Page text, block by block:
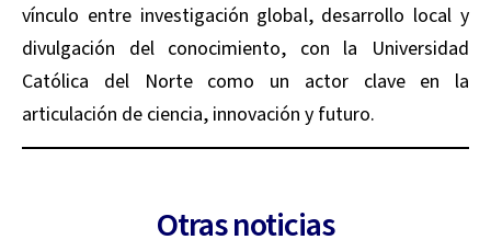
vínculo entre investigación global, desarrollo local y
divulgación del conocimiento, con la Universidad
Católica del Norte como un actor clave en la
articulación de ciencia, innovación y futuro.
Otras noticias